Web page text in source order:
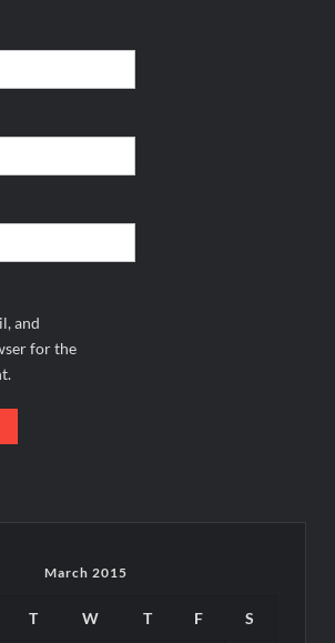
and
for the
March 2015
T W T F
S